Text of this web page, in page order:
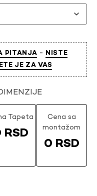
PITANJA - NISTE
JE ZA VAS
Tapeta
RSD
Cena sa
montažom
0 RSD